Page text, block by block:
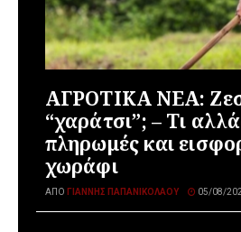
ΑΓΡΟΤΙΚΑ ΝΕΑ:
“χαράτσι”; – Τι
πληρωμές και
χωράφι
ΑΠΌ ΓΙΆΝΝΗΣ ΠΑΠΑΝΙΚΟΛΆΟΥ 05/08/